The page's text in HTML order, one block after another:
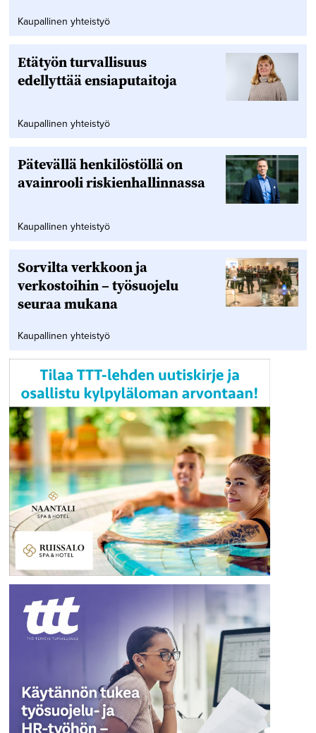
Kaupallinen yhteistyö
Etätyön turvallisuus
edellyttää ensiaputaitoja
Kaupallinen yhteistyö
Pätevällä henkilöstöllä on
avainrooli riskienhallinnassa
Kaupallinen yhteistyö
Sorvilta verkkoon ja
verkostoihin – työsuojelu
seuraa mukana
Kaupallinen yhteistyö